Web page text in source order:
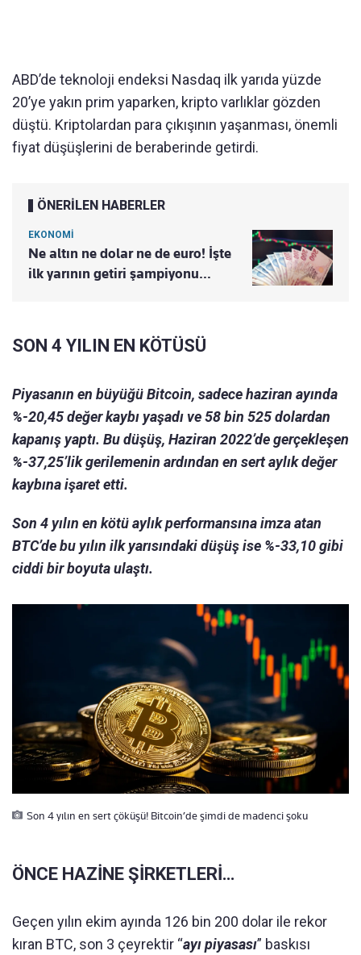
ABD’de teknoloji endeksi Nasdaq ilk yarıda yüzde
20’ye yakın prim yaparken, kripto varlıklar gözden
düştü. Kriptolardan para çıkışının yaşanması, önemli
fiyat düşüşlerini de beraberinde getirdi.
ÖNERİLEN HABERLER
EKONOMİ
Ne altın ne dolar ne de euro! İşte
ilk yarının getiri şampiyonu…
SON 4 YILIN EN KÖTÜSÜ
Piyasanın en büyüğü Bitcoin, sadece haziran ayında
%-20,45 değer kaybı yaşadı ve 58 bin 525 dolardan
kapanış yaptı. Bu düşüş, Haziran 2022’de gerçekleşen
%-37,25’lik gerilemenin ardından en sert aylık değer
kaybına işaret etti.
Son 4 yılın en kötü aylık performansına imza atan
BTC’de bu yılın ilk yarısındaki düşüş ise %-33,10 gibi
ciddi bir boyuta ulaştı.
Son 4 yılın en sert çöküşü! Bitcoin’de şimdi de madenci şoku
ÖNCE HAZİNE ŞİRKETLERİ…
Geçen yılın ekim ayında 126 bin 200 dolar ile rekor
kıran BTC, son 3 çeyrektir “ayı piyasası” baskısı